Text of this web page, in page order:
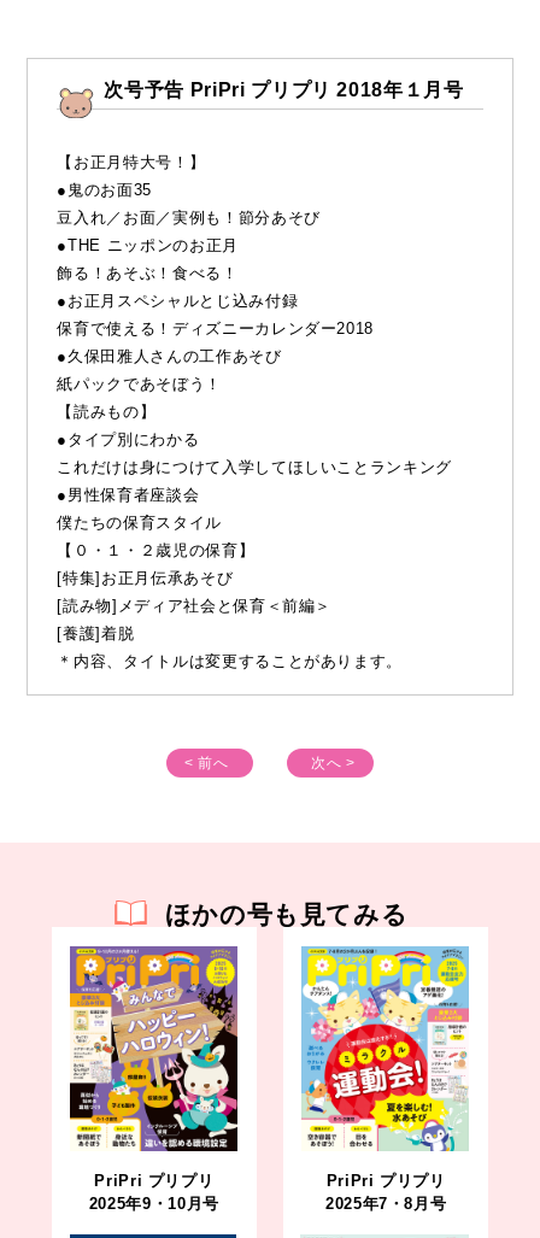
次号予告 PriPri プリプリ 2018年１月号
【お正月特大号！】
●鬼のお面35
豆入れ／お面／実例も！節分あそび
●THE ニッポンのお正月
飾る！あそぶ！食べる！
●お正月スペシャルとじ込み付録
保育で使える！ディズニーカレンダー2018
●久保田雅人さんの工作あそび
紙パックであそぼう！
【読みもの】
●タイプ別にわかる
これだけは身につけて入学してほしいことランキング
●男性保育者座談会
僕たちの保育スタイル
【０・１・２歳児の保育】
[特集]お正月伝承あそび
[読み物]メディア社会と保育＜前編＞
[養護]着脱
＊内容、タイトルは変更することがあります。
< 前へ 次へ >
ほかの号も見てみる
PriPri プリプリ
2025年9・10月号
PriPri プリプリ
2025年7・8月号